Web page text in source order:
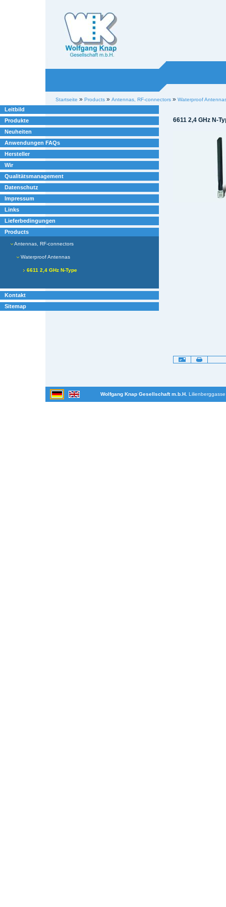
Sektionen
Benutzerspezifische
Werkzeuge
Startseite » Products » Antennas, RF-connectors » Waterproof
Leitbild
Produkte
Neuheiten
Anwendungen FAQs
Hersteller
Wir
Qualitätsmanagement
Datenschutz
Impressum
Links
Lieferbedingungen
Products
Antennas, RF-connectors
Waterproof Antennas
6611 2,4 GHz N-Type
Kontakt
Sitemap
6611 2,4 GHz N-
Artikelaktionen
Wolfgang Knap Gesellschaft m.b.H.